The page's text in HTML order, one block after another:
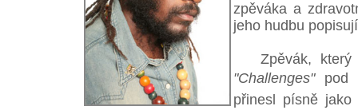
zpěváka a
jeho hudbu
Zpěvák, který
"Challenges"pod
přinesl písně